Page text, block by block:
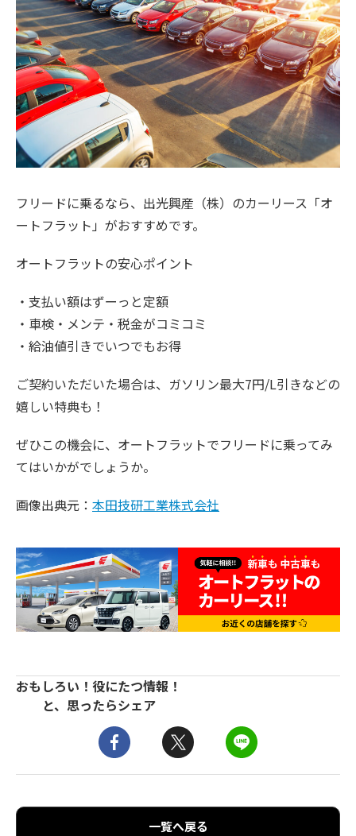
フリードに乗るなら、出光興産（株）のカーリース「オ
ートフラット」がおすすめです。
オートフラットの安心ポイント
・支払い額はずーっと定額
・車検・メンテ・税金がコミコミ
・給油値引きでいつでもお得
ご契約いただいた場合は、ガソリン最大7円/L引きなどの
嬉しい特典も！
ぜひこの機会に、オートフラットでフリードに乗ってみ
てはいかがでしょうか。
画像出典元： 本田技研工業株式会社
おもしろい！役にたつ情報！
と、思ったらシェア
一覧へ戻る